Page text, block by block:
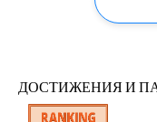
ДОСТИЖЕНИЯ И